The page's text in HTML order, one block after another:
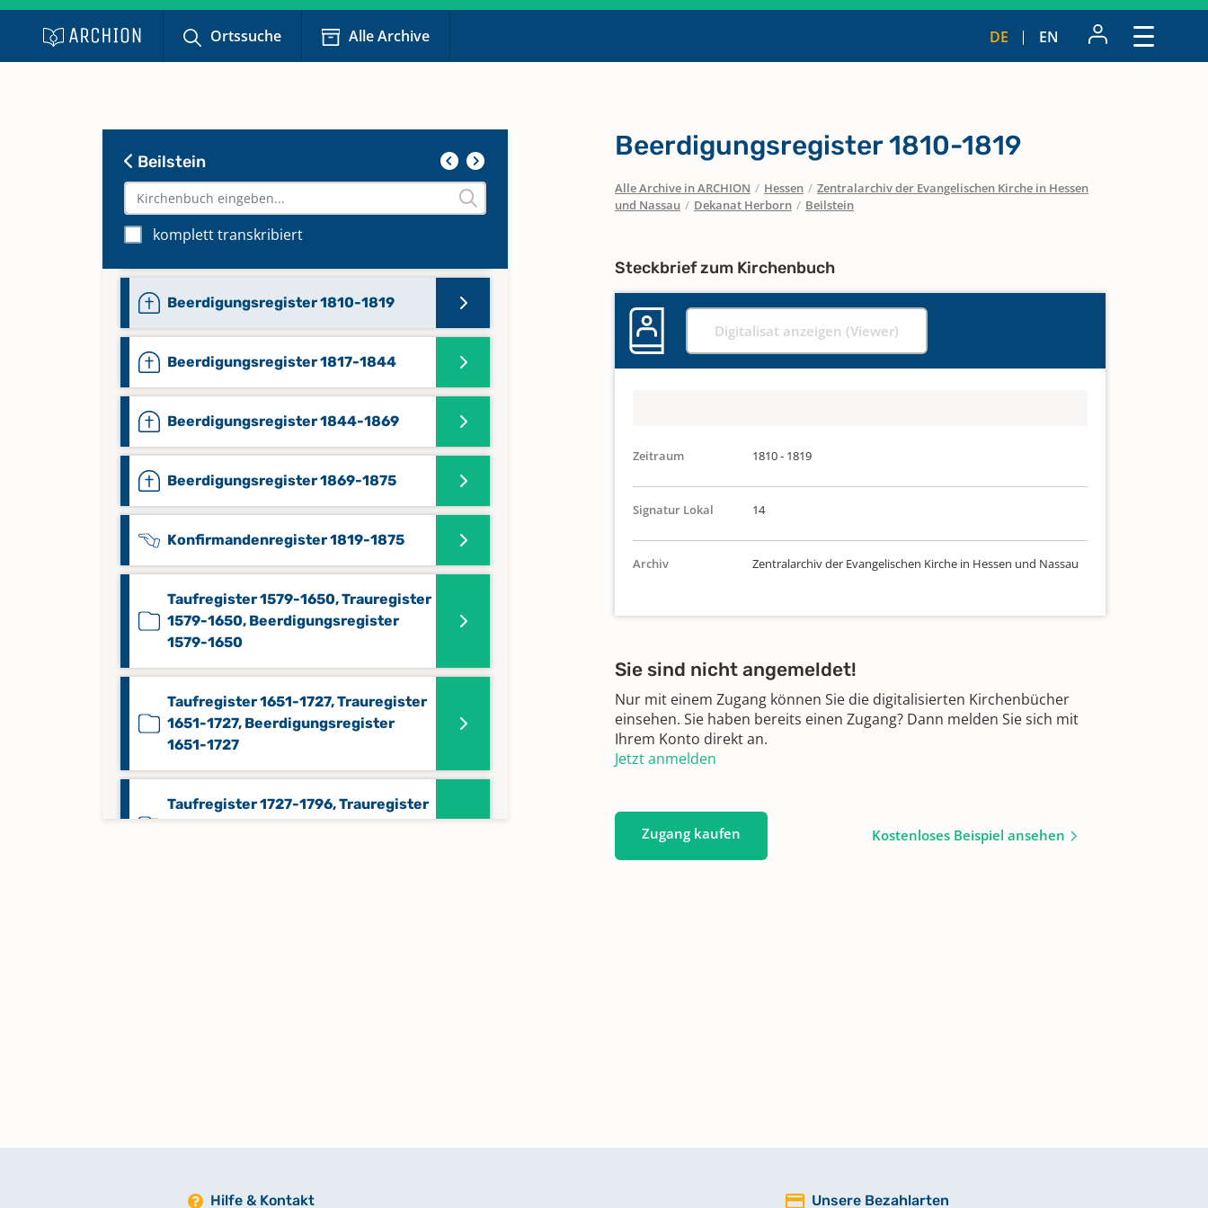
Ortssuche Alle Archive DE EN
Beilstein
komplett transkribiert
Beerdigungsregister 1796-1809
Beerdigungsregister 1810-1819
Beerdigungsregister 1817-1844
Beerdigungsregister 1844-1869
Beerdigungsregister 1869-1875
Konfirmandenregister 1819-1875
Taufregister 1579-1650, Trauregister
1579-1650, Beerdigungsregister
1579-1650
Taufregister 1651-1727, Trauregister
1651-1727, Beerdigungsregister
1651-1727
Taufregister 1727-1796, Trauregister
Taufregister 1855-1875
Trauregister 1796-1809
Beerdigungsregister 1810-1819
Alle Archive in ARCHION / Hessen / Zentralarchiv der Evangelischen Kirche in Hessen
und Nassau / Dekanat Herborn / Beilstein
Steckbrief zum Kirchenbuch
Digitalisat anzeigen (Viewer)
Zeitraum 1810 - 1819
Signatur Lokal 14
Archiv Zentralarchiv der Evangelischen Kirche in Hessen und Nassau
Sie sind nicht angemeldet!
Nur mit einem Zugang können Sie die digitalisierten Kirchenbücher
einsehen. Sie haben bereits einen Zugang? Dann melden Sie sich mit
Ihrem Konto direkt an.
Jetzt anmelden
Zugang kaufen Kostenloses Beispiel ansehen
Hilfe & Kontakt Unsere Bezahlarten